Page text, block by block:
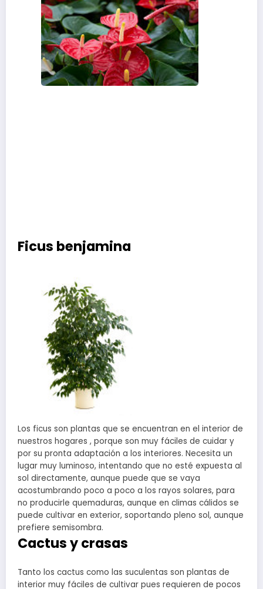
Ficus benjamina
Los ficus son plantas que se encuentran en el interior de
nuestros hogares , porque son muy fáciles de cuidar y
por su pronta adaptación a los interiores. Necesita un
lugar muy luminoso, intentando que no esté expuesta al
sol directamente, aunque puede que se vaya
acostumbrando poco a poco a los rayos solares, para
no producirle quemaduras, aunque en climas cálidos se
puede cultivar en exterior, soportando pleno sol, aunque
prefiere semisombra.
Cactus y crasas
Tanto los cactus como las suculentas son plantas de
interior muy fáciles de cultivar pues requieren de pocos